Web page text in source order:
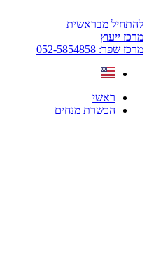
לתוכן
להתחיל מבראשית
מרכז ייעוץ
מרכז שפר: 052-5854858
ראשי
הכשרת מנחים